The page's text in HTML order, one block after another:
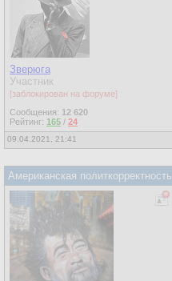
Зверюга
Участник
[заблокирован на форуме]
Сообщения: 12 620
Рейтинг: 165 / 24
09.04.2021, 21:41
Американская политкорректность